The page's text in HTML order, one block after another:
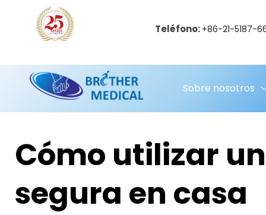
Teléfono: +86-21-5187-
Sobre nosotros
Cómo utilizar
segura en casa